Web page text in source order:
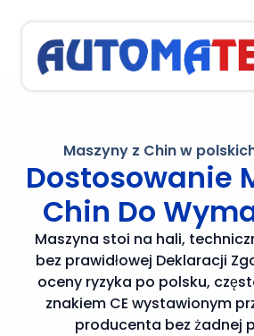
Maszyny z Chin w
Dostosowanie
Chin Do
Maszyna stoi na hali,
bez prawidłowej Deklaracji
oceny ryzyka po polsku,
znakiem CE wystawionym
producenta bez żadnej